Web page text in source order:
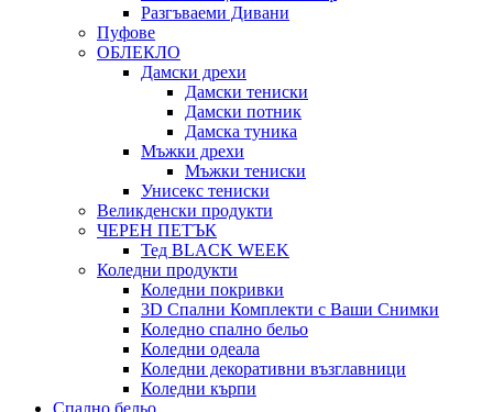
Разгъваеми Дивани
Пуфове
ОБЛЕКЛО
Дамски дрехи
Дамски тениски
Дамски потник
Дамска туника
Мъжки дрехи
Мъжки тениски
Унисекс тениски
Великденски продукти
ЧЕРЕН ПЕТЪК
Тед BLACK WEEK
Коледни продукти
Коледни покривки
3D Спални Комплекти с Ваши Снимки
Коледно спално бельо
Коледни одеала
Коледни декоративни възглавници
Коледни кърпи
Спално бельо